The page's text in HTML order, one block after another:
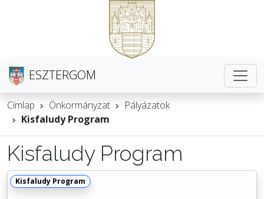
ESZTERGOM
Címlap Önkormányzat
Pályázatok
Kisfaludy Program
Kisfaludy Program
Kisfaludy Program